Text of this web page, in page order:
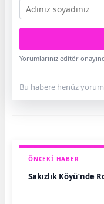
Yorumlarınız editör
Bu habere henüz yorum
ÖNCEKI HABER
Sakızlık